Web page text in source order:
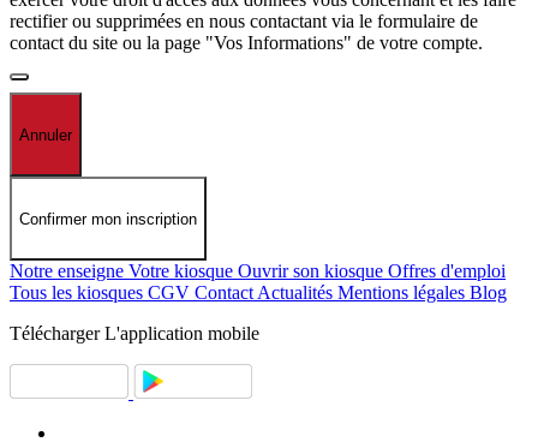
rectifier ou supprimées en nous contactant via le formulaire de
contact du site ou la page "Vos Informations" de votre compte.
Annuler
Confirmer mon inscription
Notre enseigne Votre kiosque Ouvrir son kiosque Offres d'emploi
Tous les kiosques CGV Contact Actualités Mentions légales Blog
Télécharger L'application mobile